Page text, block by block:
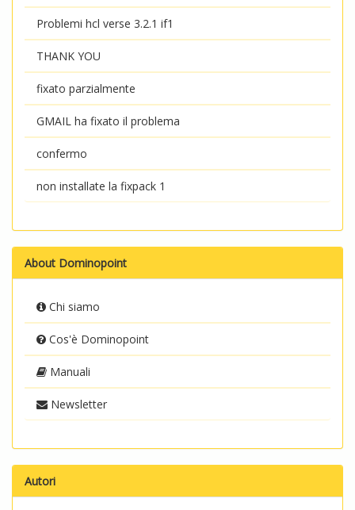
Problemi hcl verse 3.2.1 if1
THANK YOU
fixato parzialmente
GMAIL ha fixato il problema
confermo
non installate la fixpack 1
About Dominopoint
Chi siamo
Cos'è Dominopoint
Manuali
Newsletter
Autori